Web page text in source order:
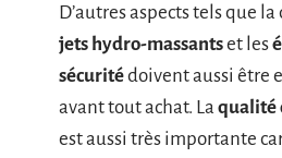
D’autres aspects tels que
jets hydro-massantset les
sécuritédoivent aussi être
avant tout achat. La qualité
est aussi très importante